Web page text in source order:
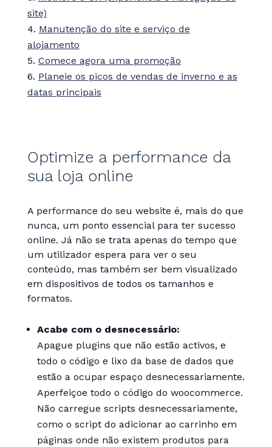
site)
Manutenção do site e serviço de
alojamento
Comece agora uma promoção
Planeie os picos de vendas de inverno e as
datas principais
Optimize a performance da
sua loja online
A performance do seu website é, mais do que
nunca, um ponto essencial para ter sucesso
online. Já não se trata apenas do tempo que
um utilizador espera para ver o seu
conteúdo, mas também ser bem visualizado
em dispositivos de todos os tamanhos e
formatos.
Acabe com o desnecessário:
Apague plugins que não estão activos, e
todo o código e lixo da base de dados que
estão a ocupar espaço desnecessariamente.
Aperfeiçoe todo o código do woocommerce.
Não carregue scripts desnecessariamente,
como o script do adicionar ao carrinho em
páginas onde não existem produtos para